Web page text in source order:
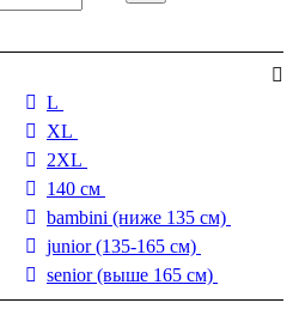
L
XL
2XL
140 см
bambini (ниже 135 см)
junior (135-165 см)
senior (выше 165 см)